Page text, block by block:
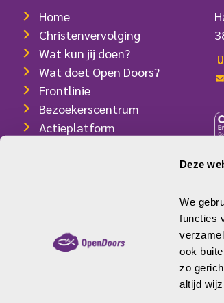
Deze
We
functies
ook
zo
altijd
is moeilijk. Bid dat er
Home
Christenvervolging
Wat kun jij doen?
Wat doet Open Doors?
Frontlinie
Bezoekerscentrum
Actieplatform
Privacy